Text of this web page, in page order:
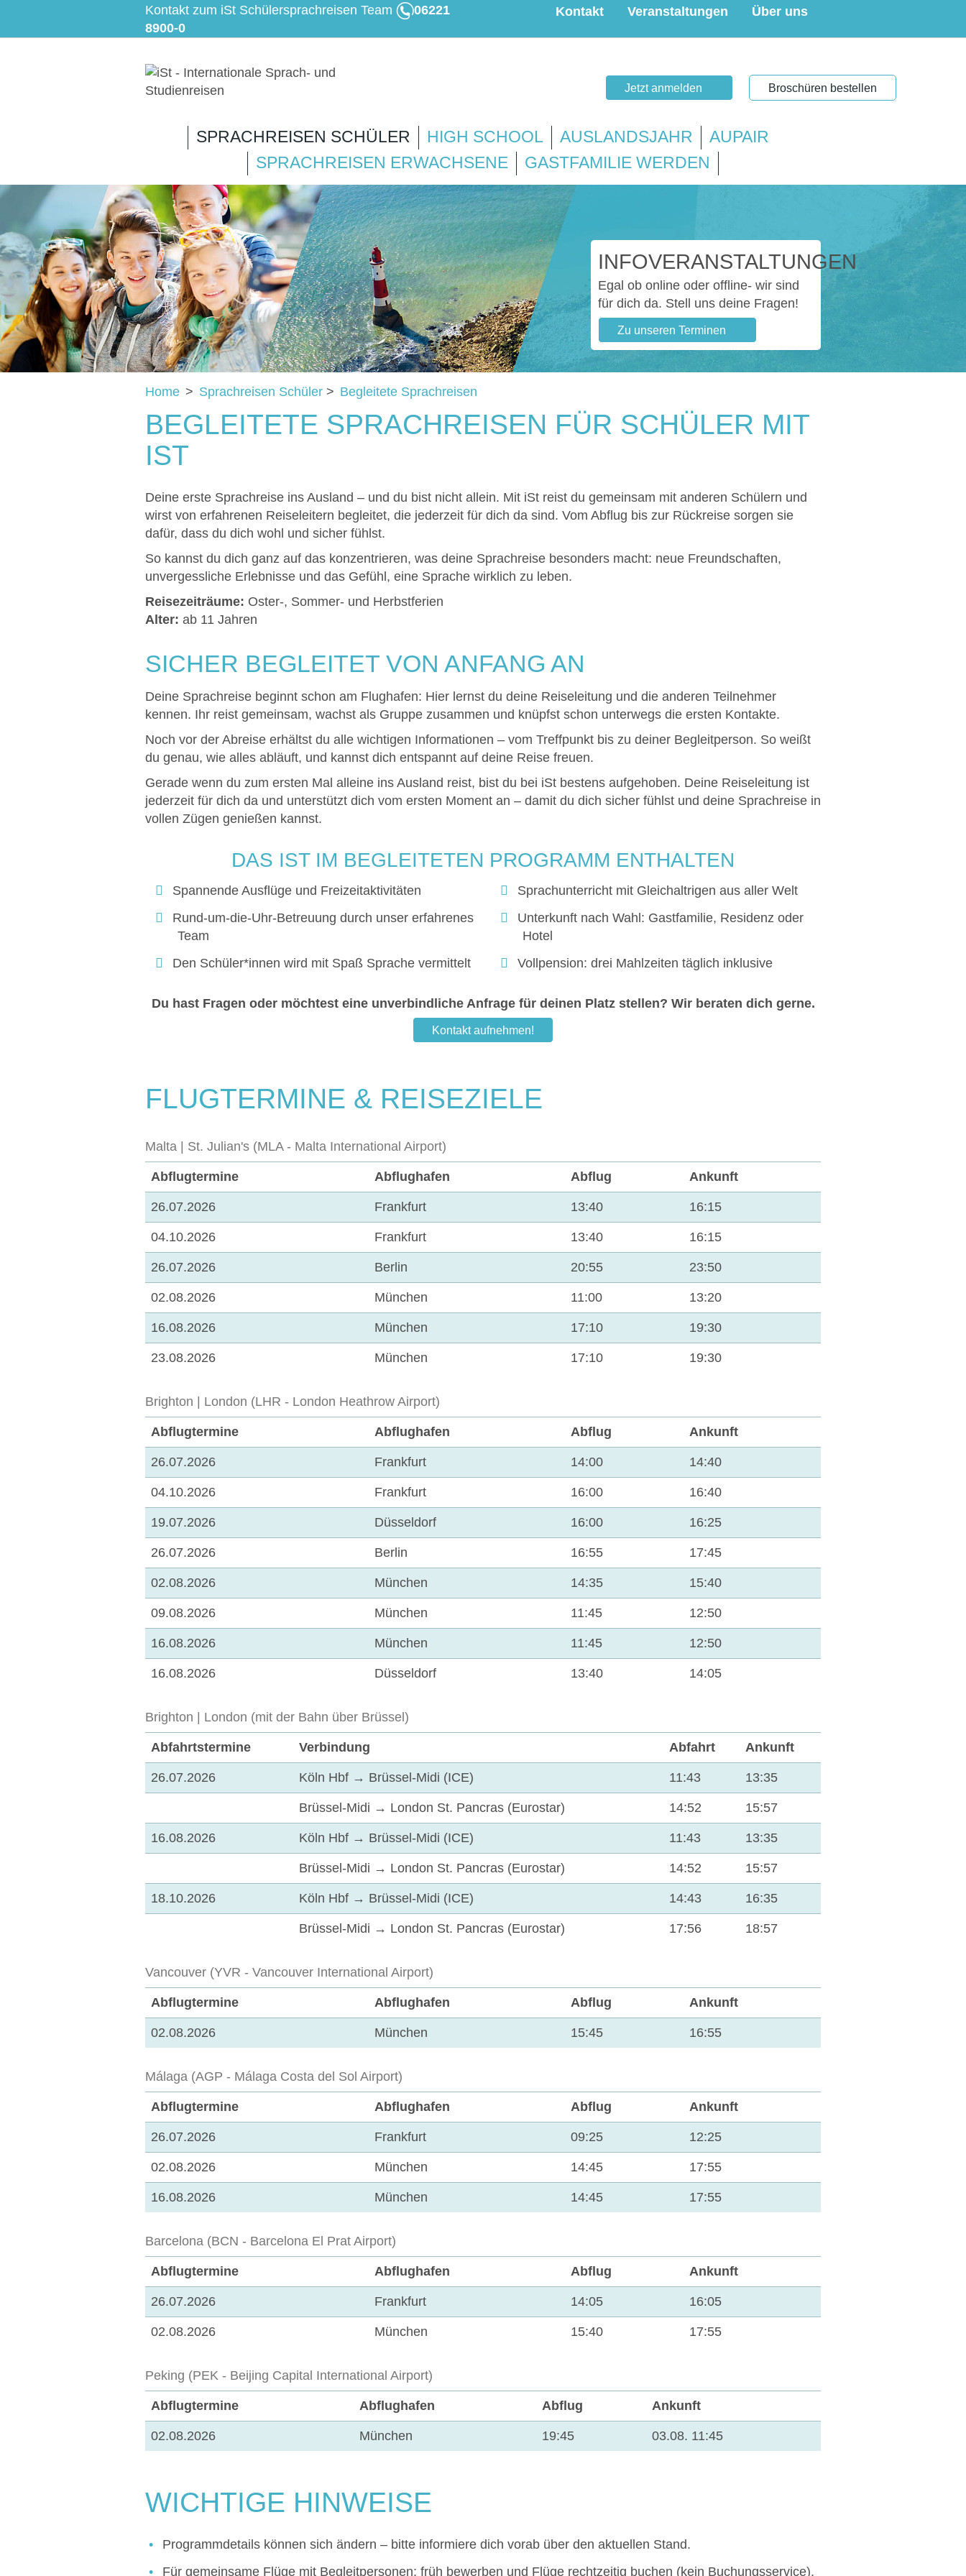
Kontakt zum iSt Schülersprachreisen Team
06221
8900-0
Kontakt Veranstaltungen Über uns
Jetzt anmelden Broschüren bestellen
SPRACHREISEN SCHÜLER HIGH SCHOOL AUSLANDSJAHR
AUPAIR
SPRACHREISEN ERWACHSENE
GASTFAMILIE WERDEN
INFOVERANSTALTUNGEN
Egal ob online oder offline- wir sind
für dich da. Stell uns deine Fragen!
Zu unseren Terminen
Home > Sprachreisen Schüler > Begleitete Sprachreisen
BEGLEITETE SPRACHREISEN FÜR SCHÜLER MIT
IST
Deine erste Sprachreise ins Ausland – und du bist nicht allein. Mit iSt reist du gemeinsam mit anderen Schülern und
wirst von erfahrenen Reiseleitern begleitet, die jederzeit für dich da sind. Vom Abflug bis zur Rückreise sorgen sie
dafür, dass du dich wohl und sicher fühlst.
So kannst du dich ganz auf das konzentrieren, was deine Sprachreise besonders macht: neue Freundschaften,
unvergessliche Erlebnisse und das Gefühl, eine Sprache wirklich zu leben.
Reisezeiträume: Oster-, Sommer- und Herbstferien
Alter: ab 11 Jahren
SICHER BEGLEITET VON ANFANG AN
Deine Sprachreise beginnt schon am Flughafen: Hier lernst du deine Reiseleitung und die anderen Teilnehmer
kennen. Ihr reist gemeinsam, wachst als Gruppe zusammen und knüpfst schon unterwegs die ersten Kontakte.
Noch vor der Abreise erhältst du alle wichtigen Informationen – vom Treffpunkt bis zu deiner Begleitperson. So weißt
du genau, wie alles abläuft, und kannst dich entspannt auf deine Reise freuen.
Gerade wenn du zum ersten Mal alleine ins Ausland reist, bist du bei iSt bestens aufgehoben. Deine Reiseleitung ist
jederzeit für dich da und unterstützt dich vom ersten Moment an – damit du dich sicher fühlst und deine Sprachreise in
vollen Zügen genießen kannst.
DAS IST IM BEGLEITETEN PROGRAMM ENTHALTEN
Spannende Ausflüge und Freizeitaktivitäten
Rund-um-die-Uhr-Betreuung durch unser erfahrenes
Team
Den Schüler*innen wird mit Spaß Sprache vermittelt
Sprachunterricht mit Gleichaltrigen aus aller Welt
Unterkunft nach Wahl: Gastfamilie, Residenz oder
Hotel
Vollpension: drei Mahlzeiten täglich inklusive
Du hast Fragen oder möchtest eine unverbindliche Anfrage für deinen Platz stellen? Wir beraten dich gerne.
Kontakt aufnehmen!
FLUGTERMINE & REISEZIELE
Malta | St. Julian's (MLA - Malta International Airport)
Abflugtermine Abflughafen Abflug Ankunft
26.07.2026 Frankfurt 13:40 16:15
04.10.2026 Frankfurt 13:40 16:15
26.07.2026 Berlin 20:55 23:50
02.08.2026 München 11:00 13:20
16.08.2026 München 17:10 19:30
23.08.2026 München 17:10 19:30
Brighton | London (LHR - London Heathrow Airport)
Abflugtermine Abflughafen Abflug Ankunft
26.07.2026 Frankfurt 14:00 14:40
04.10.2026 Frankfurt 16:00 16:40
19.07.2026 Düsseldorf 16:00 16:25
26.07.2026 Berlin 16:55 17:45
02.08.2026 München 14:35 15:40
09.08.2026 München 11:45 12:50
16.08.2026 München 11:45 12:50
16.08.2026 Düsseldorf 13:40 14:05
Brighton | London (mit der Bahn über Brüssel)
Abfahrtstermine Verbindung Abfahrt Ankunft
26.07.2026 Köln Hbf → Brüssel-Midi (ICE) 11:43 13:35
Brüssel-Midi → London St. Pancras (Eurostar) 14:52 15:57
16.08.2026 Köln Hbf → Brüssel-Midi (ICE) 11:43 13:35
Brüssel-Midi → London St. Pancras (Eurostar) 14:52 15:57
18.10.2026 Köln Hbf → Brüssel-Midi (ICE) 14:43 16:35
Brüssel-Midi → London St. Pancras (Eurostar) 17:56 18:57
Vancouver (YVR - Vancouver International Airport)
Abflugtermine Abflughafen Abflug Ankunft
02.08.2026 München 15:45 16:55
Málaga (AGP - Málaga Costa del Sol Airport)
Abflugtermine Abflughafen Abflug Ankunft
26.07.2026 Frankfurt 09:25 12:25
02.08.2026 München 14:45 17:55
16.08.2026 München 14:45 17:55
Barcelona (BCN - Barcelona El Prat Airport)
Abflugtermine Abflughafen Abflug Ankunft
26.07.2026 Frankfurt 14:05 16:05
02.08.2026 München 15:40 17:55
Peking (PEK - Beijing Capital International Airport)
Abflugtermine Abflughafen Abflug Ankunft
02.08.2026 München 19:45 03.08. 11:45
WICHTIGE HINWEISE
Programmdetails können sich ändern – bitte informiere dich vorab über den aktuellen Stand.
Für gemeinsame Flüge mit Begleitpersonen: früh bewerben und Flüge rechtzeitig buchen (kein Buchungsservice).